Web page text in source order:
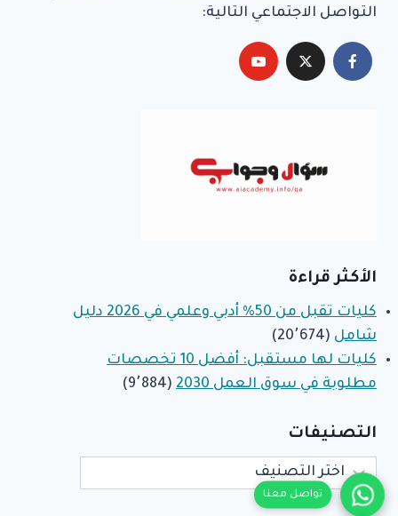
التواصل الاجتماعي التالية:
الأكثر قراءة
كليات تقبل من 50% أدبي وعلمي في 2026 دليل
شامل (20٬674)
كليات لها مستقبل: أفضل 10 تخصصات
مطلوبة في سوق العمل 2030
(9٬884)
التصنيفات
التصنيفات
تواصل معنا